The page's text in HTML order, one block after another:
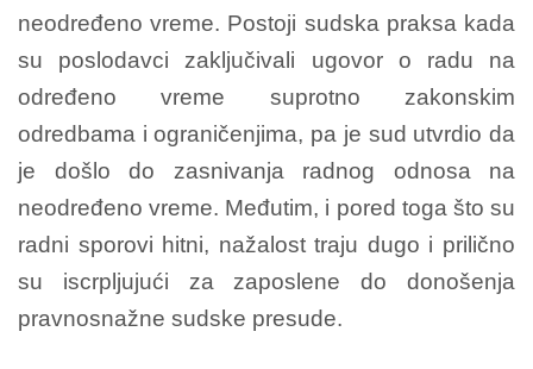
neodređeno vreme. Postoji sudska praksa kada
su poslodavci zaključivali ugovor o radu na
određeno vreme suprotno zakonskim
odredbama i ograničenjima, pa je sud utvrdio da
je došlo do zasnivanja radnog odnosa na
neodređeno vreme. Međutim, i pored toga što su
radni sporovi hitni, nažalost traju dugo i prilično
su iscrpljujući za zaposlene do donošenja
pravnosnažne sudske presude.